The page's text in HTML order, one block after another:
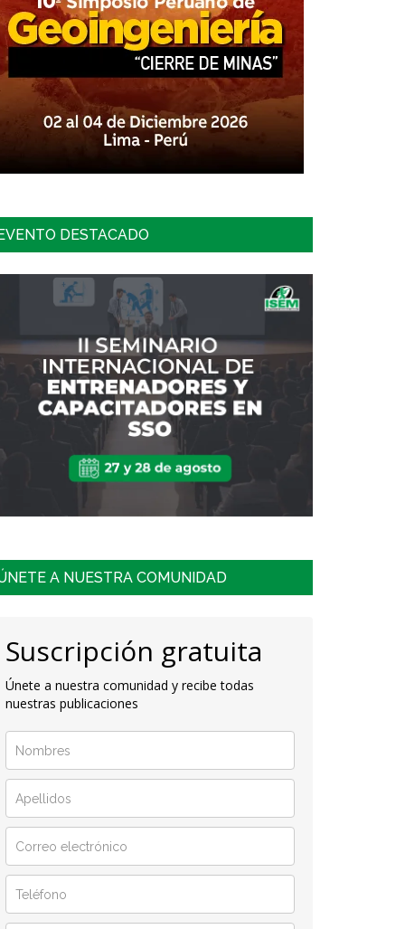
DESTACADO
A NUESTRA COMUNIDAD
Suscripción gratuita
Únete a nuestra comunidad y recibe todas
nuestras publicaciones